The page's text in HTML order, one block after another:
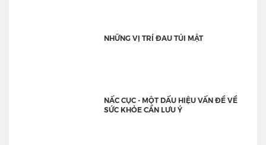
NHỮNG VỊ TRÍ ĐAU TÚI MẬT
NẤC CỤC - MỘT DẤU HIỆU VẤN ĐỀ VỀ
SỨC KHỎE CẦN LƯU Ý